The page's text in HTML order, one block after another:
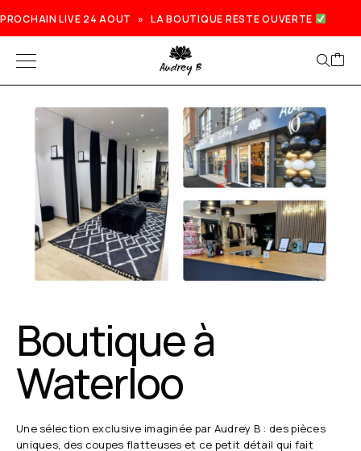
PROCHAIN LIVE 24 AOUT » LA BOUTIQUE RESTE OUVERTE
Boutique à
Waterloo
Une sélection exclusive imaginée par Audrey B : des pièces
uniques, des coupes flatteuses et ce petit détail qui fait